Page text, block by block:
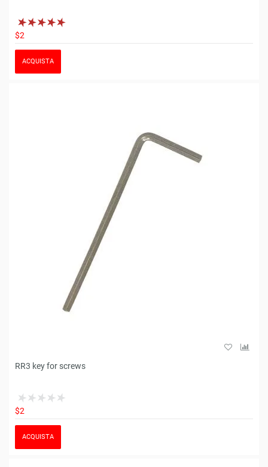
$2
ACQUISTA
RR3 key for screws
$2
ACQUISTA